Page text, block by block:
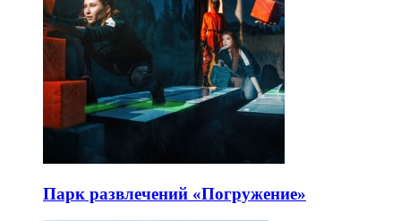
Парк развлечений «Погружение»